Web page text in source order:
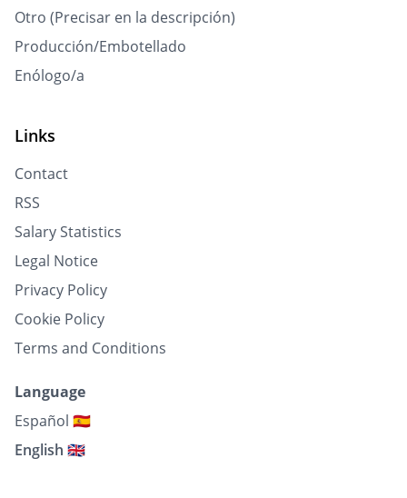
Otro (Precisar en la descripción)
Producción/Embotellado
Enólogo/a
Links
Contact
RSS
Salary Statistics
Legal Notice
Privacy Policy
Cookie Policy
Terms and Conditions
Language
Español 🇪🇸
English 🇬🇧